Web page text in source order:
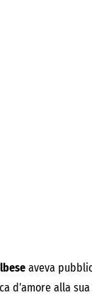
aveva
d’amore alla